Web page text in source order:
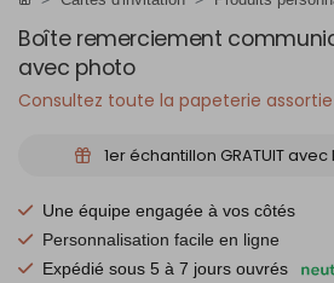
Boîte remerciement
avec photo
Consultez toute la papeterie assortie
1er échantillon GRATUIT avec
Une équipe engagée à vos côtés
Personnalisation facile en ligne
Expédié sous 5 à 7 jours ouvrés